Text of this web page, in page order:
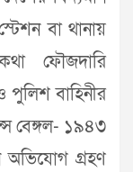
বা থানায়
ফৌজদারি
পুলিশ বাহিনীর
বেঙ্গল- ১৯৪৩
অভিযোগ গ্রহণ